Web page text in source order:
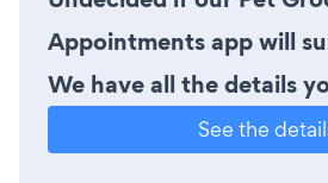
Appointments app will
We have all the details
See the